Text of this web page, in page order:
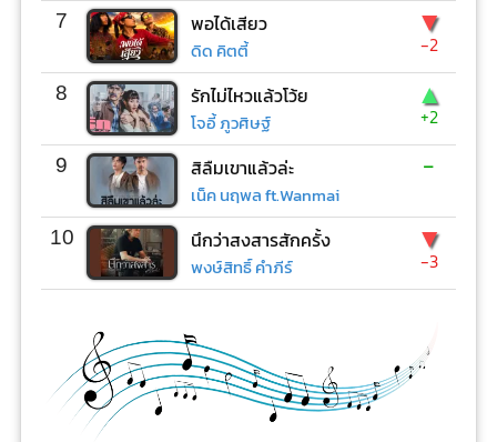
7 พอได้เสียว
ดิด คิตตี้
▼
-2
8 รักไม่ไหวแล้วโว้ย
โจอี้ ภูวศิษฐ์
▲
+2
9 สิลืมเขาแล้วล่ะ
เน็ค นฤพล ft.Wanmai
-
10 นึกว่าสงสารสักครั้ง
พงษ์สิทธิ์ คำภีร์
▼
-3